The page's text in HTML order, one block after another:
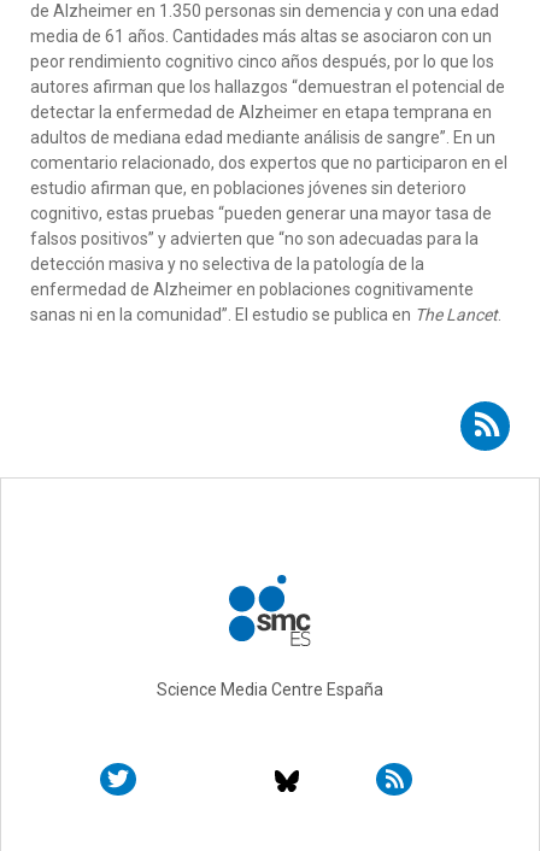
de Alzheimer en 1.350 personas sin demencia y con una edad
media de 61 años. Cantidades más altas se asociaron con un
peor rendimiento cognitivo cinco años después, por lo que los
autores afirman que los hallazgos “demuestran el potencial de
detectar la enfermedad de Alzheimer en etapa temprana en
adultos de mediana edad mediante análisis de sangre”. En un
comentario relacionado, dos expertos que no participaron en el
estudio afirman que, en poblaciones jóvenes sin deterioro
cognitivo, estas pruebas “pueden generar una mayor tasa de
falsos positivos” y advierten que “no son adecuadas para la
detección masiva y no selectiva de la patología de la
enfermedad de Alzheimer en poblaciones cognitivamente
sanas ni en la comunidad”. El estudio se publica en The Lancet.
Suscribirse a RSS - Richard Oakley
Science Media Centre España